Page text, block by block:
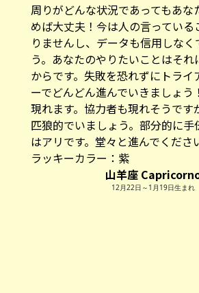
周りがどんな状況であってもあな
めば大丈夫！今は人の言っている
りませんし、データも信用しなく
う。あなたのやりたいことはそ
からです。失敗を恐れずにトライ
ーでどんどん進んでいきましょう
現れます。協力者も現れそうです
匹狼的でいましょう。部分的に手
はアリです。堂々と進んでくだ
ラッキーカラー：紫
山羊座
12月22日～1月19日生まれ